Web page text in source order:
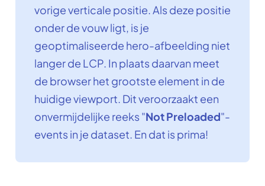
vorige verticale positie. Als deze positie
onder de vouw ligt, is je
geoptimaliseerde hero-afbeelding niet
langer de LCP. In plaats daarvan meet
de browser het grootste element in de
huidige viewport. Dit veroorzaakt een
onvermijdelijke reeks "Not Preloaded"-
events in je dataset. En dat is prima!